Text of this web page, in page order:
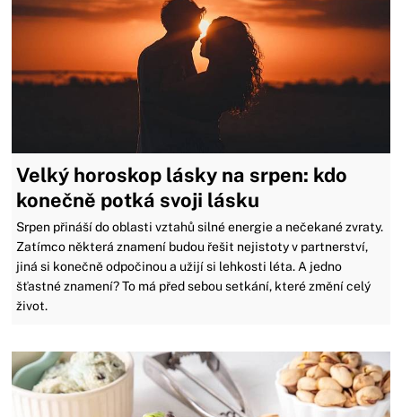
Velký horoskop lásky na srpen: kdo
konečně potká svoji lásku
Srpen přináší do oblasti vztahů silné energie a nečekané zvraty.
Zatímco některá znamení budou řešit nejistoty v partnerství,
jiná si konečně odpočinou a užijí si lehkosti léta. A jedno
šťastné znamení? To má před sebou setkání, které změní celý
život.